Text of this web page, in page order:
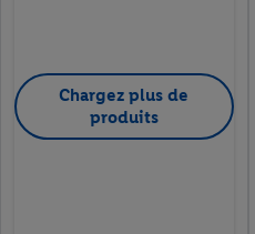
Chargez plus de
produits